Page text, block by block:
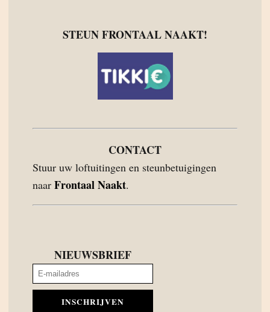
STEUN FRONTAAL NAAKT!
CONTACT
Stuur uw loftuitingen en steunbetuigingen
naar Frontaal Naakt.
NIEUWSBRIEF
INSCHRIJVEN